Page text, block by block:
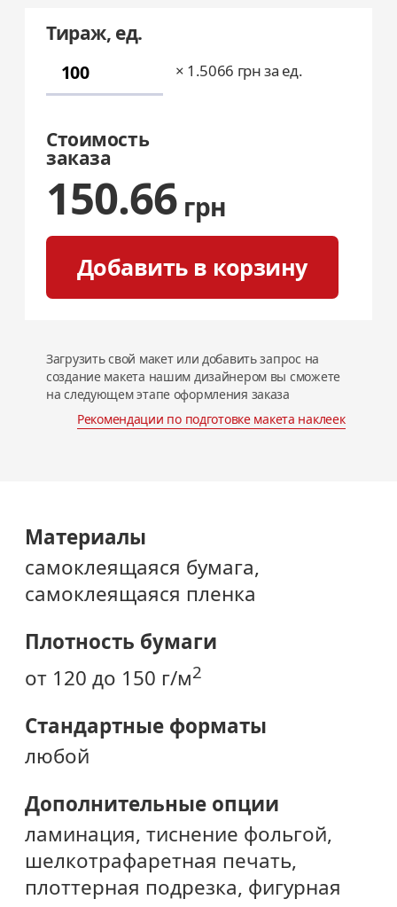
Тираж, ед.
× 1.5066 грн за ед.
Стоимость
заказа
150.66 грн
Добавить в корзину
Загрузить свой макет или добавить запрос на
создание макета нашим дизайнером вы сможете
на следующем этапе оформления заказа
Рекомендации по подготовкемакета наклеек
Материалы
самоклеящаяся бумага,
самоклеящаяся пленка
Плотность бумаги
от 120 до 150 г/м2
Стандартные форматы
любой
Дополнительные опции
ламинация, тиснение фольгой,
шелкотрафаретная печать,
плоттерная подрезка, фигурная